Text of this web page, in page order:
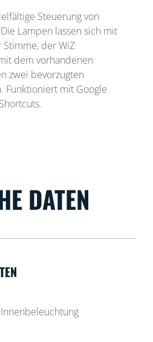
Steuerung von
Lampen lassen sich mit
der WiZ
dem vorhandenen
zwei bevorzugten
Funktioniert mit Google
DATEN
Innenbeleuchtung